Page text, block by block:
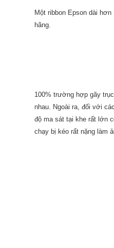
Một ribbon Epson dài
hãng.
100% trường hợp gãy
nhau. Ngoài ra, đối với
độ ma sát tại khe rất lớn
chạy bị kéo rất nặng làm